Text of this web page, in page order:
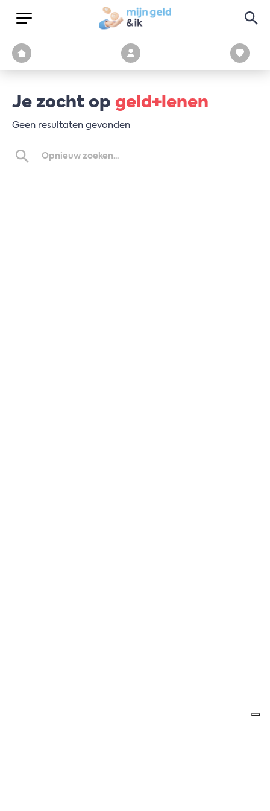
Je zocht op geld+lenen
Geen resultaten gevonden